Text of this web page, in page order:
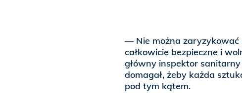
— Nie można zaryzykować
całkowicie bezpieczne i
główny inspektor
domagał, żeby każda
pod tym kątem.